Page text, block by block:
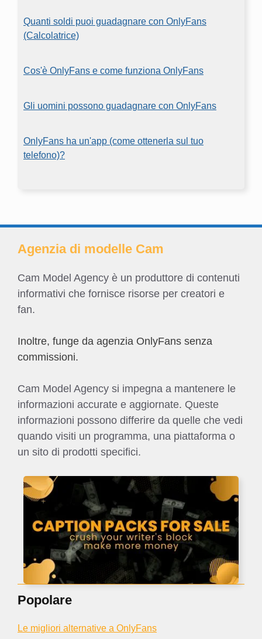
Quanti soldi puoi guadagnare con OnlyFans
(Calcolatrice)
Cos'è OnlyFans e come funziona OnlyFans
Gli uomini possono guadagnare con OnlyFans
OnlyFans ha un'app (come ottenerla sul tuo
telefono)?
Agenzia di modelle Cam
Cam Model Agency è un produttore di contenuti
informativi che fornisce risorse per creatori e
fan.
Inoltre, funge da agenzia OnlyFans senza
commissioni.
Cam Model Agency si impegna a mantenere le
informazioni accurate e aggiornate. Queste
informazioni possono differire da quelle che vedi
quando visiti un programma, una piattaforma o
un sito di prodotti specifici.
Popolare
Le migliori alternative a OnlyFans